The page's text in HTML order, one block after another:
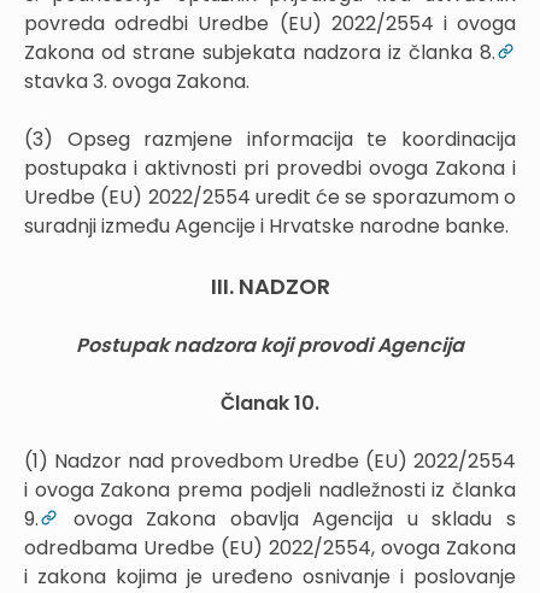
povreda odredbi Uredbe (EU) 2022/2554 i ovoga
Zakona od strane subjekata nadzora iz članka 8.
stavka 3. ovoga Zakona.
(3) Opseg razmjene informacija te koordinacija
postupaka i aktivnosti pri provedbi ovoga Zakona i
Uredbe (EU) 2022/2554 uredit će se sporazumom o
suradnji između Agencije i Hrvatske narodne banke.
III. NADZOR
Postupak nadzora koji provodi Agencija
Članak 10.
(1) Nadzor nad provedbom Uredbe (EU) 2022/2554
i ovoga Zakona prema podjeli nadležnosti iz članka
9.
ovoga Zakona obavlja Agencija u skladu s
odredbama Uredbe (EU) 2022/2554, ovoga Zakona
i zakona kojima je uređeno osnivanje i poslovanje